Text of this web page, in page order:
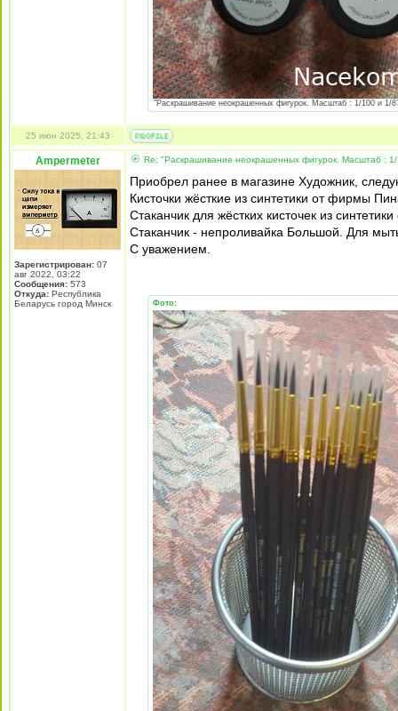
"Раскрашивание неокрашенных фигурок. Масштаб : 1/100 и 1/
25 июн 2025, 21:43
Ampermeter
Зарегистрирован: 07
авг 2022, 03:22
Сообщения: 573
Откуда: Республика
Беларусь город Минск
Re: "Раскрашивание неокрашенных фигурок. Масштаб :
Приобрел ранее в магазине Художник,
Кисточки жёсткие из синтетики от фирмы
Стаканчик для жёстких кисточек из
Стаканчик - непроливайка Большой. Для
С уважением.
Фото: